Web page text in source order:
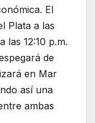
El
Plata a las
las 12:10 p.m.
de
en Mar
así una
ambas